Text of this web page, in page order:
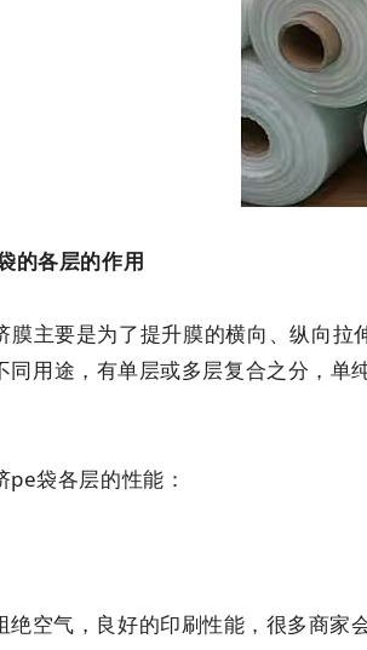
的各层的作用
要是为了提升膜的横向、纵向拉
同用途，有单层或多层复合之分，单
袋各层的性能：
气，良好的印刷性能，很多商家会